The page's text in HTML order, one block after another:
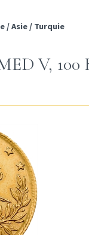
/Asie / Turquie
V, 100